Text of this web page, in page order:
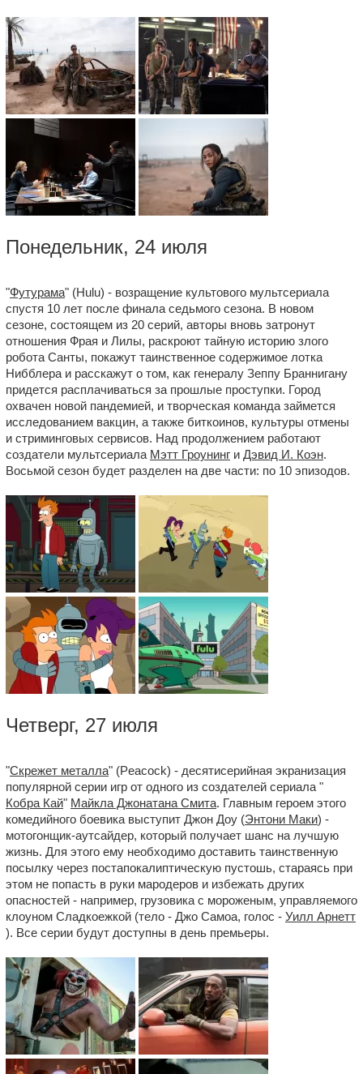
Понедельник, 24 июля
"Футурама" (Hulu) - возращение культового мультсериала
спустя 10 лет после финала седьмого сезона. В новом
сезоне, состоящем из 20 серий, авторы вновь затронут
отношения Фрая и Лилы, раскроют тайную историю злого
робота Санты, покажут таинственное содержимое лотка
Нибблера и расскажут о том, как генералу Зеппу Браннигану
придется расплачиваться за прошлые проступки. Город
охвачен новой пандемией, и творческая команда займется
исследованием вакцин, а также биткоинов, культуры отмены
и стриминговых сервисов. Над продолжением работают
создатели мультсериала Мэтт Гроунинг и Дэвид И. Коэн.
Восьмой сезон будет разделен на две части: по 10 эпизодов.
Четверг, 27 июля
"Скрежет металла" (Peacock) - десятисерийная экранизация
популярной серии игр от одного из создателей сериала "
Кобра Кай" Майкла Джонатана Смита. Главным героем этого
комедийного боевика выступит Джон Доу (Энтони Маки) -
мотогонщик-аутсайдер, который получает шанс на лучшую
жизнь. Для этого ему необходимо доставить таинственную
посылку через постапокалиптическую пустошь, стараясь при
этом не попасть в руки мародеров и избежать других
опасностей - например, грузовика с мороженым, управляемого
клоуном Сладкоежкой (тело - Джо Самоа, голос - Уилл Арнетт
). Все серии будут доступны в день премьеры.